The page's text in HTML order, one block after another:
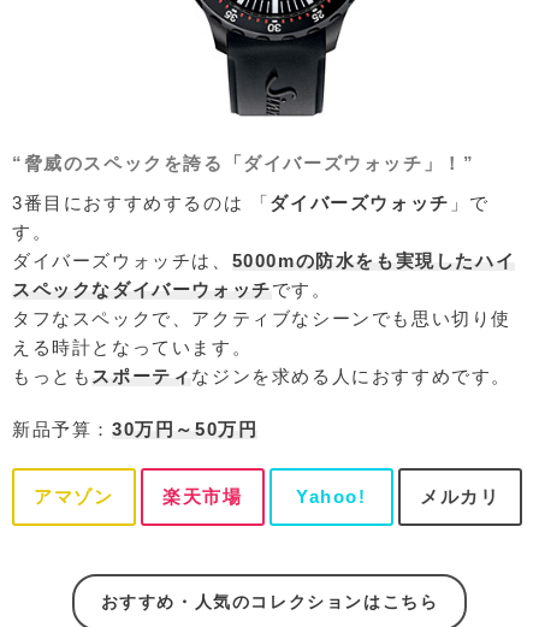
“脅威のスペックを誇る「ダイバーズウォッチ」！”
3番目におすすめするのは 「ダイバーズウォッチ 」で
す。
ダイバーズウォッチは、 5000mの防水をも実現したハイ
スペックなダイバーウォッチです。
タフなスペックで、アクティブなシーンでも思い切り使
える時計となっています。
もっとも スポーティ なジンを求める人におすすめです。
新品予算： 30万円～50万円
アマゾン 楽天市場 Yahoo! メルカリ
おすすめ・人気のコレクションはこちら